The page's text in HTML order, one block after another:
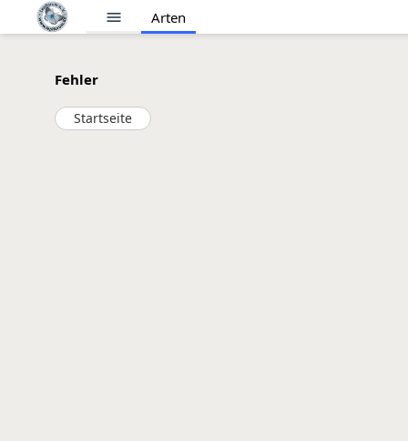
menu Arten
Fehler
Startseite